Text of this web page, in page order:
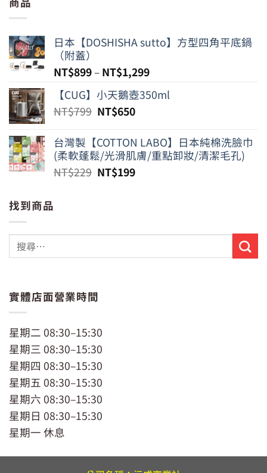
日本【DOSHISHA sutto】方型四角平底鍋
（附蓋）
NT$899– NT$1,299
【CUG】小天鵝壺350ml
NT$799 原
價
格：
NT$799。
NT$650目
價
格：
NT$650。
台灣製【COTTON LABO】日本純棉洗臉巾
(柔軟蓬鬆/光滑肌膚/重點卸妝/清潔毛孔)
NT$229 原
NT$199目
找到商品
實體店面營業時間
星期二 08:30–15:30
星期三 08:30–15:30
星期四 08:30–15:30
星期五 08:30–15:30
星期六 08:30–15:30
星期日 08:30–15:30
星期一 休息